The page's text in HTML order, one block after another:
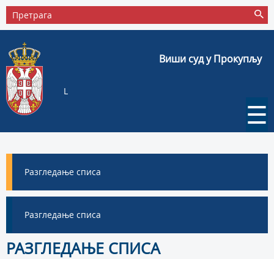
Виши суд у Прокупљу
L
☰
Разгледање списа
Разгледање списа
РАЗГЛЕДАЊЕ СПИСА